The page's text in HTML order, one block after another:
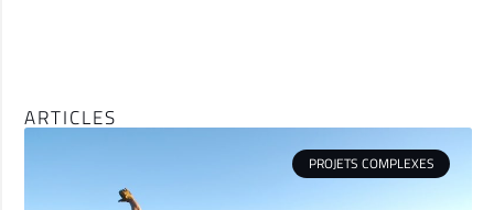
ARTICLES
PROJETS COMPLEXES